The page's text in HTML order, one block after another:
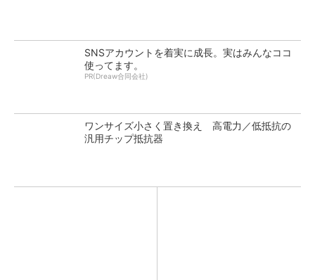
SNSアカウントを着実に成長。実はみんなココ
使ってます。
PR(Dreaw合同会社)
ワンサイズ小さく置き換え 高電力／低抵抗の
汎用チップ抵抗器